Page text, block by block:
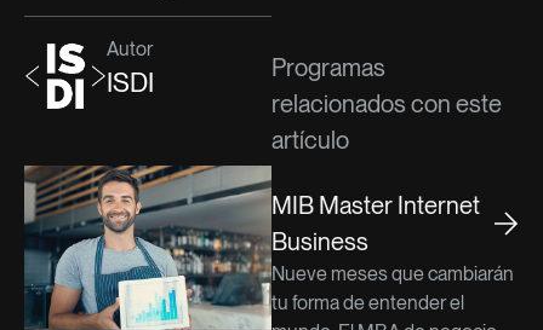
Autor
ISDI
Programas
relacionados con este
artículo
MIB Master Internet
Business
Nueve meses que cambiarán
tu forma de entender el